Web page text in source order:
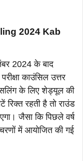
2024 Kab
2024 के बाद
काउंसिल उत्तर
के लिए शेड्यूल की
रिक्त रहती है तो राउंड
जैसा कि पिछले वर्ष
में आयोजित की गई